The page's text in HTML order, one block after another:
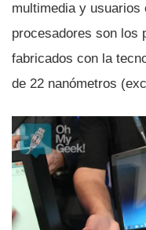
multimedia y usuarios
procesadores son los
fabricados con la
de 22 nanómetros